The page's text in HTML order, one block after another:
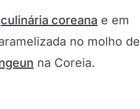
culinária coreana e em
no molho de
na Coreia.